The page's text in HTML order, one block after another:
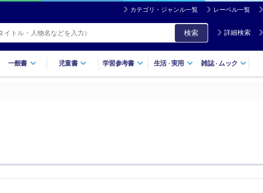
カテゴリ・ジャンル一覧 レーベル一覧
検索 詳細検索
一般書 児童書 学習参考書 生活・実用 雑誌・ ムック